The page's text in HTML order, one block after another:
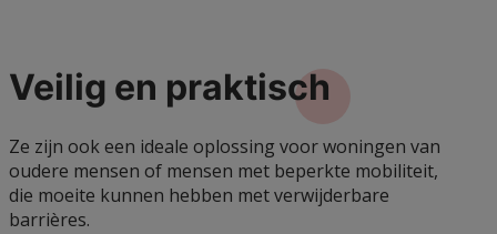
Veilig en praktisch
Ze zijn ook een ideale oplossing voor woningen van
oudere mensen of mensen met beperkte mobiliteit,
die moeite kunnen hebben met verwijderbare
barrières.